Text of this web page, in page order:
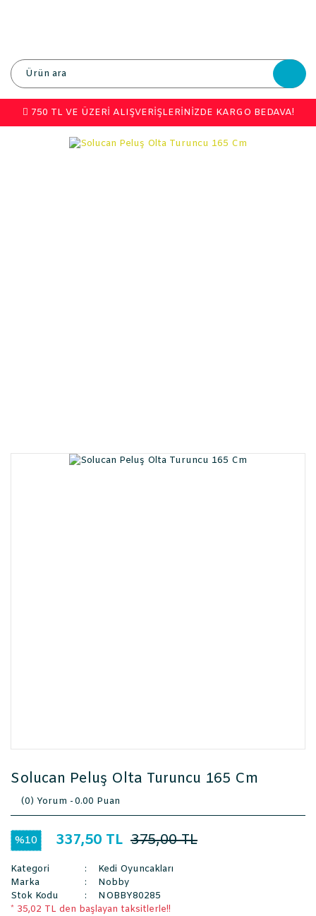
750 TL VE ÜZERİ ALIŞVERİŞLERİNİZDE KARGO BEDAVA!
Solucan Peluş Olta Turuncu 165 Cm
(0) Yorum -0.00 Puan
%10 337,50 TL 375,00 TL
Kategori
Kedi Oyuncakları
Marka
Nobby
Stok Kodu
NOBBY80285
* 35,02 TL den başlayan taksitlerle!!